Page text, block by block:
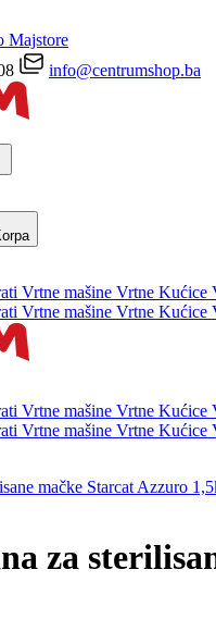
Majstore
info@centrumshop.ba
Vrtne mašine Vrtne Kućice
Vrtne mašine Vrtne Kućice
Vrtne mašine Vrtne Kućice
Vrtne mašine Vrtne Kućice
mačke Starcat Azzuro
za